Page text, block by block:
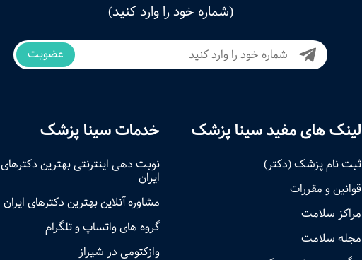
(شماره خود را وارد کنید)
عضویت
لینک های مفید سینا پزشک
ثبت نام پزشک (دکتر)
قوانین و مقررات
مراکز سلامت
مجله سلامت
خدمات سینا پزشک
نوبت‌ دهی اینترنتی بهترین دکترهای
ایران
مشاوره آنلاین بهترین دکترهای ایران
گروه های واتساپ و تلگرام
وازکتومی در شیراز